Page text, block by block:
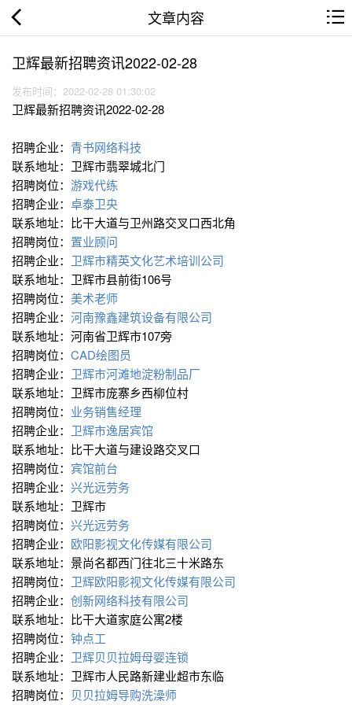
文章内容
卫辉最新招聘资讯2022-02-28
发布时间：2022-02-28 01:30:02
卫辉最新招聘资讯2022-02-28
招聘企业： 青书网络科技
联系地址：卫辉市翡翠城北门
招聘岗位： 游戏代练
招聘企业： 卓泰卫央
联系地址：比干大道与卫州路交叉口西北角
招聘岗位： 置业顾问
招聘企业： 卫辉市精英文化艺术培训公司
联系地址：卫辉市县前街106号
招聘岗位： 美术老师
招聘企业： 河南豫鑫建筑设备有限公司
联系地址：河南省卫辉市107旁
招聘岗位： CAD绘图员
招聘企业： 卫辉市河滩地淀粉制品厂
联系地址：卫辉市庞寨乡西柳位村
招聘岗位： 业务销售经理
招聘企业： 卫辉市逸居宾馆
联系地址：比干大道与建设路交叉口
招聘岗位： 宾馆前台
招聘企业： 兴光远劳务
联系地址：卫辉市
招聘岗位： 兴光远劳务
招聘企业： 欧阳影视文化传媒有限公司
联系地址：景尚名都西门往北三十米路东
招聘岗位： 卫辉欧阳影视文化传媒有限公司
招聘企业： 创新网络科技有限公司
联系地址：比干大道家庭公寓2楼
招聘岗位： 钟点工
招聘企业： 卫辉贝贝拉姆母婴连锁
联系地址：卫辉市人民路新建业超市东临
招聘岗位： 贝贝拉姆导购洗澡师